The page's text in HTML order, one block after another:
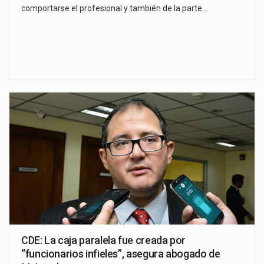
comportarse el profesional y también de la parte…
CDE: La caja paralela fue creada por
“funcionarios infieles”, asegura abogado de